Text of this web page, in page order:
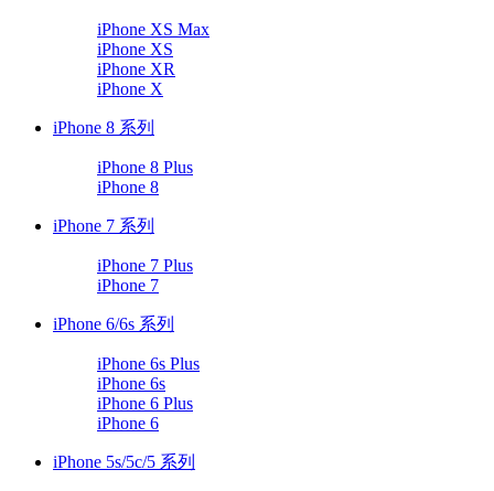
iPhone XS Max
iPhone XS
iPhone XR
iPhone X
iPhone 8 系列
iPhone 8 Plus
iPhone 8
iPhone 7 系列
iPhone 7 Plus
iPhone 7
iPhone 6/6s 系列
iPhone 6s Plus
iPhone 6s
iPhone 6 Plus
iPhone 6
iPhone 5s/5c/5 系列